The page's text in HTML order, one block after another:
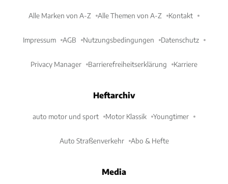
Alle Marken von A-Z Alle Themen von A-Z Kontakt
Impressum AGB Nutzungsbedingungen Datenschutz
Privacy Manager Barrierefreiheitserklärung Karriere
Heftarchiv
auto motor und sport Motor Klassik Youngtimer
Auto Straßenverkehr Abo & Hefte
Media